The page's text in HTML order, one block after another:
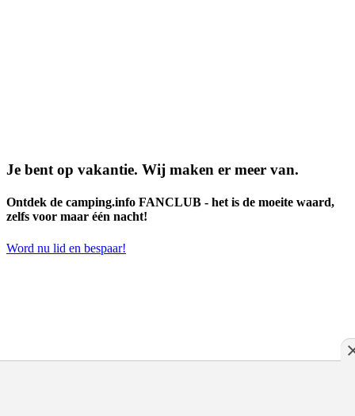
Je bent op vakantie. Wij maken er meer van.
Ontdek de camping.info FANCLUB - het is de moeite waard,
zelfs voor maar één nacht!
Word nu lid en bespaar!